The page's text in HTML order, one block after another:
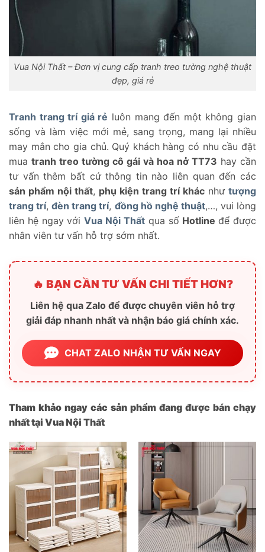
Vua Nội Thất – Đơn vị cung cấp tranh treo tường nghệ thuật
đẹp, giá rẻ
Tranh trang trí giá rẻ luôn mang đến một không gian
sống và làm việc mới mẻ, sang trọng, mang lại nhiều
may mắn cho gia chủ. Quý khách hàng có nhu cầu đặt
mua tranh treo tường cô gái và hoa nở TT73 hay cần
tư vấn thêm bất cứ thông tin nào liên quan đến các
sản phẩm nội thất, phụ kiện trang trí khác như tượng
trang trí,đèn trang trí, đồng hồ nghệ thuật,…, vui lòng
liên hệ ngay vớiVua Nội Thấtqua số Hotlineđể được
nhân viên tư vấn hỗ trợ sớm nhất.
🔥 BẠN CẦN TƯ VẤN CHI TIẾT HƠN?
Liên hệ qua Zalo để được chuyên viên hỗ trợ
giải đáp nhanh nhất và nhận báo giá chính xác.
CHAT ZALO NHẬN TƯ VẤN NGAY
Tham khảo ngay các sản phẩm đang được bán chạy
nhất tại Vua Nội Thất